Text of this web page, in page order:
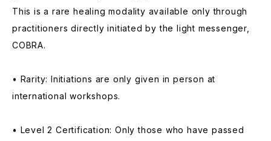
This is a rare healing modality available only through
practitioners directly initiated by the light messenger,
COBRA.
• Rarity: Initiations are only given in person at
international workshops.
• Level 2 Certification: Only those who have passed